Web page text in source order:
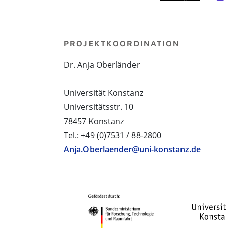
PROJEKTKOORDINATION
Dr. Anja Oberländer
Universität Konstanz
Universitätsstr. 10
78457 Konstanz
Tel.: +49 (0)7531 / 88-2800
Anja.Oberlaender@uni-konstanz.de